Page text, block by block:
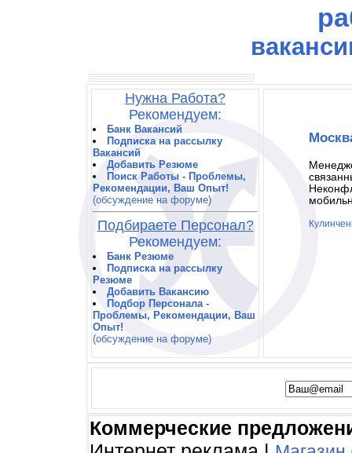
Нужна Работа?
Рекомендуем:
Банк Вакансий
Подписка на рассылку
Вакансий
Добавить Резюме
Поиск Работы - Проблемы,
Рекомендации, Ваш Опыт!
(обсуждение на форуме)
Подбираете Персонал?
Рекомендуем:
Банк Резюме
Подписка на рассылку
Резюме
Добавить Вакансию
Подбор Персонала -
Проблемы, Рекомендации, Ваш
Опыт!
(обсуждение на форуме)
Коммерческие